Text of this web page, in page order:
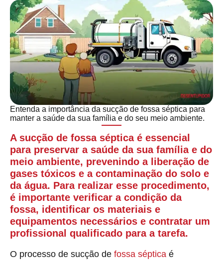
Entenda a importância da sucção de fossa séptica para
manter a saúde da sua família e do seu meio ambiente.
A sucção de fossa séptica é essencial
para preservar a saúde da sua família e do
meio ambiente, prevenindo a liberação de
gases tóxicos e a contaminação do solo e
da água. Para realizar esse procedimento,
é importante verificar a condição da
fossa, identificar os materiais e
equipamentos necessários e contratar um
profissional qualificado para a tarefa.
O processo de sucção de fossa séptica é